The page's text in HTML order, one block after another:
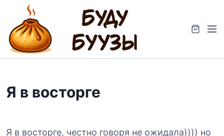
M
Я в восторге
Я в восторге, честно говоря не ожидала)))) но